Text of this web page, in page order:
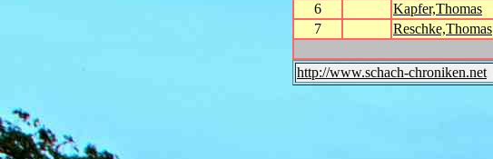
6
Kapfer,Thomas
7
Reschke,Thomas
http://www.schach-chroniken.net